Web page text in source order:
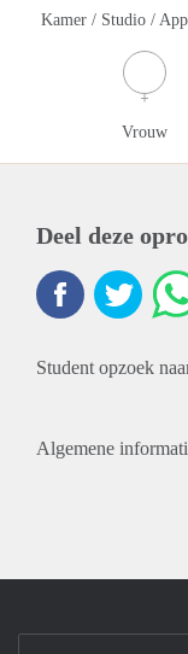
Kamer / Studio /
Vrouw
Deel deze
Student opzoek
Algemene